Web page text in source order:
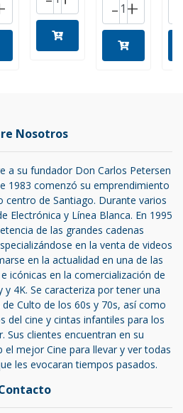
+
-
Nosotros
a su fundador Don Carlos Petersen
1983 comenzó su emprendimiento
centro de Santiago. Durante varios
Electrónica y Línea Blanca. En 1995
de las grandes cadenas
en la venta de videos
en la actualidad en una de las
icónicas en la comercialización de
y 4K. Se caracteriza por tener una
Culto de los 60s y 70s, así como
del cine y cintas infantiles para los
Sus clientes encuentran en su
mejor Cine para llevar y ver todas
les evocaran tiempos pasados.